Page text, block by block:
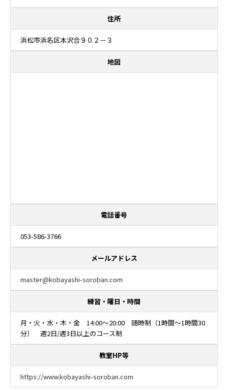
住所
浜松市浜名区本沢合９０２－３
地図
電話番号
053-586-3766
メールアドレス
master@kobayashi-soroban.com
練習・曜日・時間
月・火・水・木・金 14:00～20:00 随時制（1時間～1時間30
分） 週2日/週3日以上のコース制
教室HP等
https://www.kobayashi-soroban.com